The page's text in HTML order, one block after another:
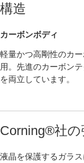
構造
カーボンボディ
軽量かつ高剛性のカ
用。先進のカーボン
を両立しています。
Corning®社
液晶を保護するガラ